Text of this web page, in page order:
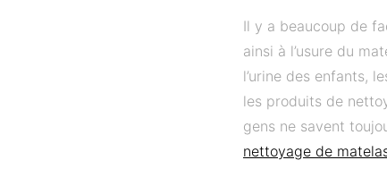
Il y a beaucoup de
ainsi à l’usure du
l’urine des enfants,
les produits de
gens ne savent
nettoyage de